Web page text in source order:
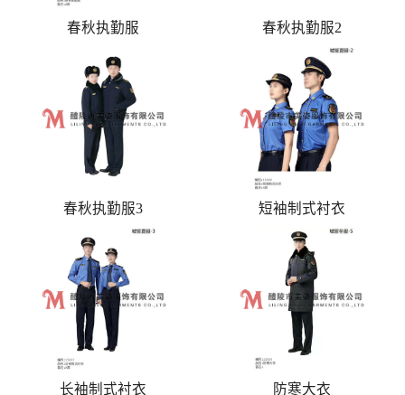
春秋执勤服 春秋执勤服2
春秋执勤服3 短袖制式衬衣
长袖制式衬衣 防寒大衣